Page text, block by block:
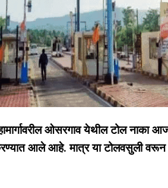
ओसरगाव येथील टोल
करण्यात आले आहे. मात्र या टोलवसुली वरून